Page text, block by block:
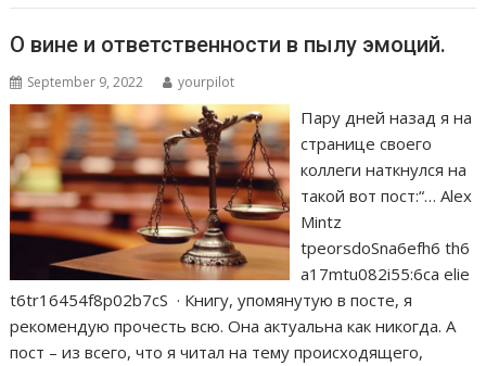
О вине и ответственности в пылу эмоций.
September 9, 2022 yourpilot
Пару дней назад я на
странице своего
коллеги наткнулся на
такой вот пост:“… Alex
Mintz
tpeorsdoSna6efh6 th6
a17mtu082i55:6ca elie
t6tr16454f8p02b7cS · Книгу, упомянутую в посте, я
рекомендую прочесть всю. Она актуальна как никогда. А
пост – из всего, что я читал на тему происходящего,